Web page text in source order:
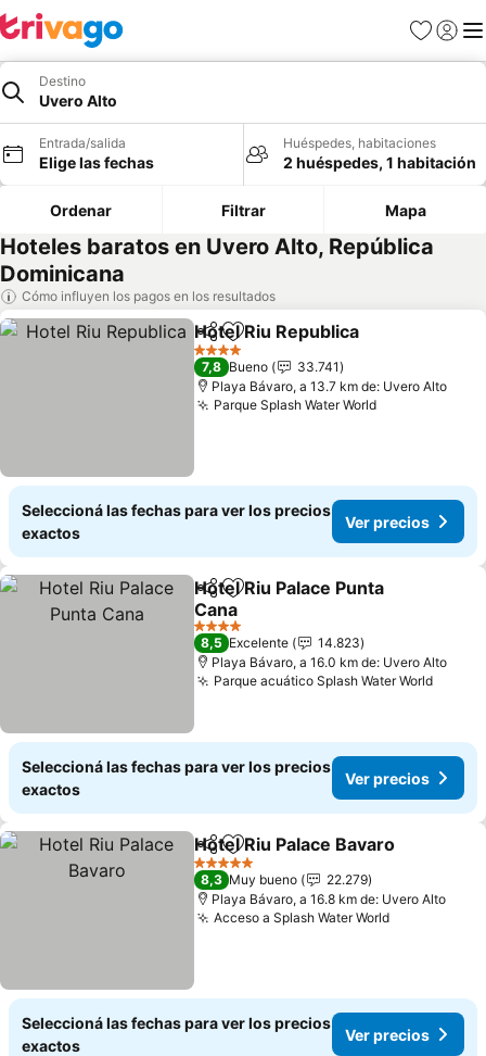
Favoritos
Iniciar
Destino
Uvero Alto
Entrada/salida
Elige las fechas
Huéspedes, habitaciones
2 huéspedes, 1 habitación
Ordenar Filtrar Mapa
Hoteles baratos en Uvero Alto, República
Dominicana
Cómo influyen los pagos en los resultados
CompartirAñadir a favoritos
Hotel Riu Republica
4 Estrellas
7,8 Bueno
33.741
Playa Bávaro, a 13.7 km de: Uvero Alto
Parque Splash Water WorldVer precios
Seleccioná las fechas para ver los precios
exactos
Ver precios
CompartirAñadir a favoritos
Hotel Riu Palace Punta
Cana
Ver precios
4 Estrellas
8,5 Excelente
14.823
Playa Bávaro, a 16.0 km de: Uvero Alto
Parque acuático Splash Water WorldVer
Seleccioná las fechas para ver los precios
exactos
Ver precios
CompartirAñadir a favoritos
Hotel Riu Palace Bavaro
5 Estrellas
8,3 Muy bueno
22.279
Playa Bávaro, a 16.8 km de: Uvero Alto
Acceso a Splash Water WorldVer precios
Seleccioná las fechas para ver los precios
exactos
Ver precios